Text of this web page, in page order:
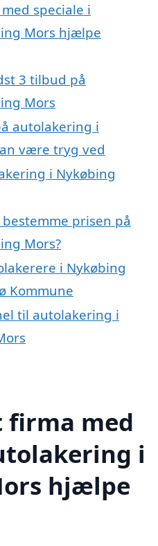
speciale i
Mors hjælpe
3 tilbud på
Mors
autolakering i
være tryg ved
i Nykøbing
prisen på
Mors?
i Nykøbing
Kommune
til autolakering i
firma med
i
hjælpe